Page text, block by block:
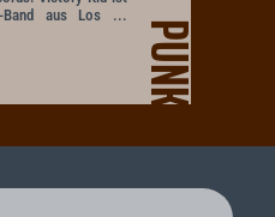
PUNK
Band aus Los ...